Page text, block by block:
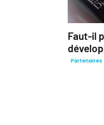
Faut-il
Partenaires